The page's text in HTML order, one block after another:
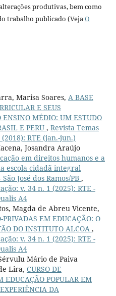
produtivas, bem como
trabalho publicado (VejaO
Marisa Soares, A BASE
E SEUS
ENSINO MÉDIO: UM ESTUDO
E PERU , Revista Temas
RTE (jan.-jun.)
Josandra Araújo
em direitos humanos e a
escola cidadã integral
José dos Ramos/PB ,
v. 34 n. 1 (2025): RTE -
A4
Magda de Abreu Vicente,
PRIVADAS EM EDUCAÇÃO: O
DO INSTITUTO ALCOA ,
v. 34 n. 1 (2025): RTE -
A4
Mário de Paiva
Lira, CURSO DE
EDUCAÇÃO POPULAR EM
DA